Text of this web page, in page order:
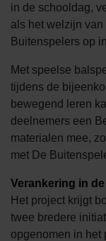
in de schooldag,
als het welzijn
Buitenspelers op
Met speelse
tijdens de
bewegend leren
deelnemers een
materialen mee,
met De
Verankering in
Het project krijgt
twee bredere
opgenomen in het